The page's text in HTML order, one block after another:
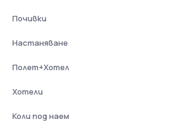
Почивки
Настаняване
Полет+Хотел
Хотели
Коли под наем